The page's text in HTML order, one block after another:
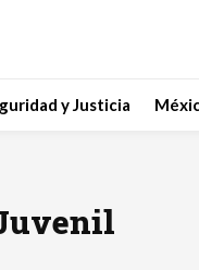
y Justicia